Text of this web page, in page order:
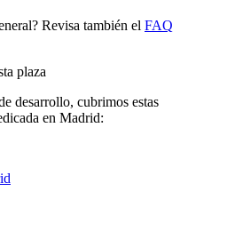
Revisa también el FAQ
plaza
desarrollo, cubrimos estas
en Madrid: